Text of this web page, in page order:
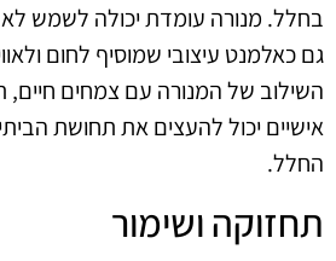
בחלל. מנורה עומדת יכולה לשמש
גם כאלמנט עיצובי שמוסיף לחום
השילוב של המנורה עם צמחים חיים,
אישיים יכול להעצים את תחושת
החלל.
תחזוקה ושימור